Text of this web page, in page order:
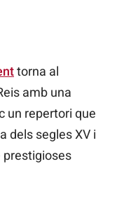
torna al
amb una
un repertori que
dels segles XV i
prestigioses